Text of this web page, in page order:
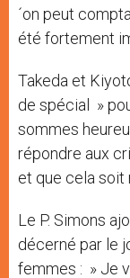
´on peut
été fortement
Takeda et
de spécial »
sommes
répondre aux
et que cela soit
Le P. Simons
décerné par le
femmes : » Je